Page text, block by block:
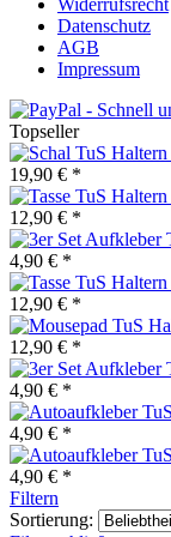
Widerrufsrecht
Datenschutz
AGB
Impressum
Topseller
19,90 € *
12,90 € *
4,90 € *
12,90 € *
12,90 € *
4,90 € *
4,90 € *
4,90 € *
Filtern
Sortierung: